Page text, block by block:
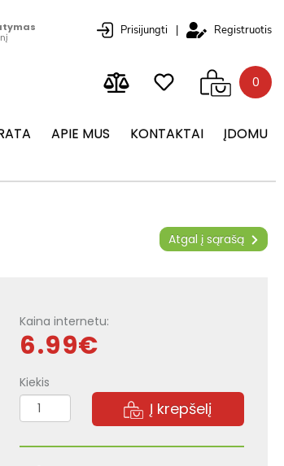
Prisijungti | Registruotis
0
APIE MUS KONTAKTAI ĮDOMU
Atgal į sąrašą
Kaina internetu:
6.99€
Kiekis
Į krepšelį